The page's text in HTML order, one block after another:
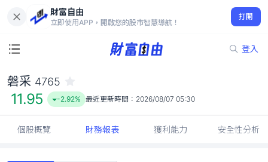
財富自由
立即使用APP，開啟您的股市智慧導航！
打開
登入
11.95
-2.92%
磐采 4765
11.95 -2.92% 最近更新時間： 2026/08/07 05:30
個股概覽 財務報表 獲利能力 安全性分析